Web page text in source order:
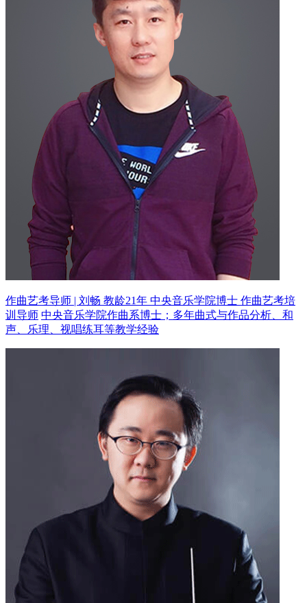
作曲艺考导师 | 刘畅 教龄21年 中央音乐学院博士 作曲艺考培
训导师 中央音乐学院作曲系博士；多年曲式与作品分析、和
声、乐理、视唱练耳等教学经验